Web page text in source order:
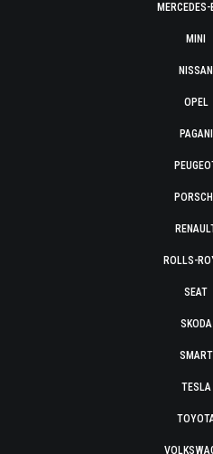
MERCEDES-
MINI
NISSAN
OPEL
PAGANI
ROLLS-
SEAT
SKODA
SMART
TESLA